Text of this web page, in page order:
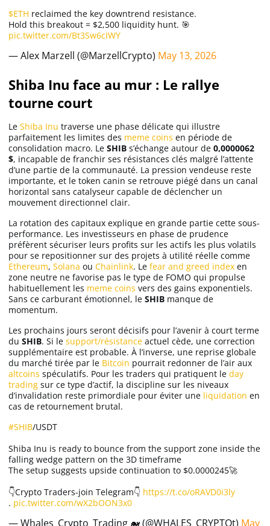
$ETH reclaimed the key downtrend resistance.
Hold this breakout = $2,500 liquidity hunt. 🎯
pic.twitter.com/Bt3Sw6cIWY
— Alex Marzell (@MarzellCrypto) May 13, 2026
Shiba Inu face au mur : Le rallye
tourne court
Le Shiba Inu traverse une phase délicate qui illustre
parfaitement les limites des meme coins en période de
consolidation macro. Le SHIB s’échange autour de 0,0000062
$, incapable de franchir ses résistances clés malgré l’attente
d’une partie de la communauté. La pression vendeuse reste
importante, et le token canin se retrouve piégé dans un canal
horizontal sans catalyseur capable de déclencher un
mouvement directionnel clair.
La rotation des capitaux explique en grande partie cette sous-
performance. Les investisseurs en phase de prudence
préfèrent sécuriser leurs profits sur les actifs les plus volatils
pour se repositionner sur des projets à utilité réelle comme
Ethereum, Solana ou Chainlink. Le fear and greed index en
zone neutre ne favorise pas le type de FOMO qui propulse
habituellement les meme coins vers des gains exponentiels.
Sans ce carburant émotionnel, le SHIB manque de
momentum.
Les prochains jours seront décisifs pour l’avenir à court terme
du SHIB. Si le support/résistance actuel cède, une correction
supplémentaire est probable. À l’inverse, une reprise globale
du marché tirée par le Bitcoin pourrait redonner de l’air aux
altcoins spéculatifs. Pour les traders qui pratiquent le day
trading sur ce type d’actif, la discipline sur les niveaux
d’invalidation reste primordiale pour éviter une liquidation en
cas de retournement brutal.
#SHIB/USDT
Shiba Inu is ready to bounce from the support zone inside the
falling wedge pattern on the 3D timeframe
The setup suggests upside continuation to $0.0000245🚀
👇Crypto Traders-join Telegram👇 https://t.co/oRAVD0i3ly
. pic.twitter.com/wX2bOON3x0
— Whales_Crypto_Trading 🐋 (@WHALES_CRYPTOt) May